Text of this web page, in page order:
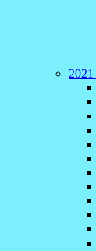
2021